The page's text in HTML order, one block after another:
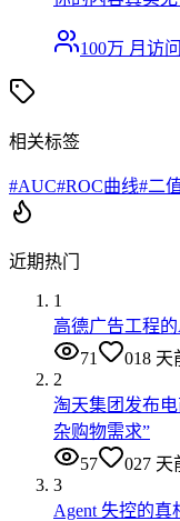
100万 月访问
相关标签
#AUC#ROC曲线#二
近期热门
1
高德广告工程
71
018 天
2
淘天集团发布
杂购物需求”
57
027 天
3
Agent 失控的